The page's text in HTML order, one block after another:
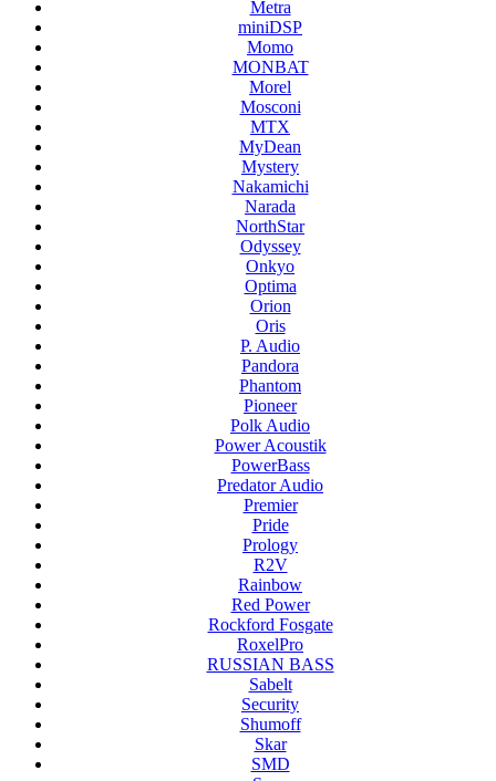
Metra
miniDSP
Momo
MONBAT
Morel
Mosconi
MTX
MyDean
Mystery
Nakamichi
Narada
NorthStar
Odyssey
Onkyo
Optima
Orion
Oris
P. Audio
Pandora
Phantom
Pioneer
Polk Audio
Power Acoustik
PowerBass
Predator Audio
Premier
Pride
Prology
R2V
Rainbow
Red Power
Rockford Fosgate
RoxelPro
RUSSIAN BASS
Sabelt
Security
Shumoff
Skar
SMD